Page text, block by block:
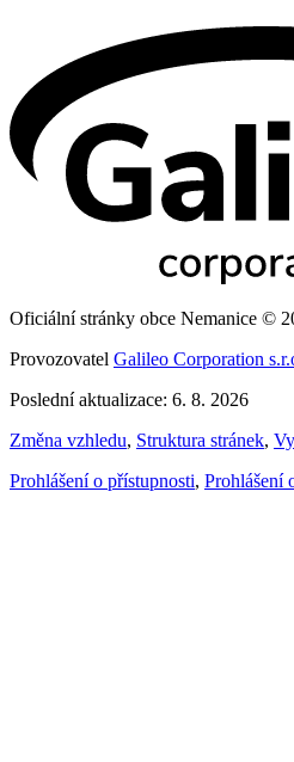
Oficiální stránky obce Nemanice ©
Provozovatel Galileo Corporation
Poslední aktualizace: 6. 8. 2026
Změna vzhledu, Struktura stránek,
Prohlášení o přístupnosti, Prohlášení